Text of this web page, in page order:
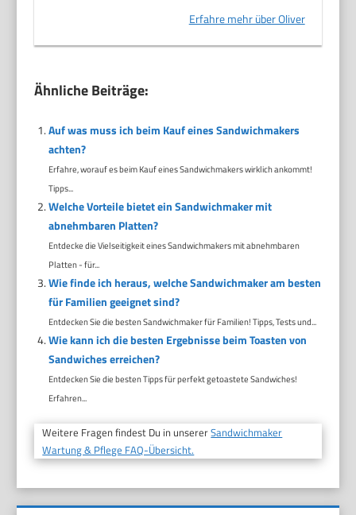
Erfahre mehr über Oliver
Ähnliche Beiträge:
Auf was muss ich beim Kauf eines Sandwichmakers
achten?
Erfahre, worauf es beim Kauf eines Sandwichmakers wirklich ankommt!
Tipps...
Welche Vorteile bietet ein Sandwichmaker mit
abnehmbaren Platten?
Entdecke die Vielseitigkeit eines Sandwichmakers mit abnehmbaren
Platten - für...
Wie finde ich heraus, welche Sandwichmaker am besten
für Familien geeignet sind?
Entdecken Sie die besten Sandwichmaker für Familien! Tipps, Tests und...
Wie kann ich die besten Ergebnisse beim Toasten von
Sandwiches erreichen?
Entdecken Sie die besten Tipps für perfekt getoastete Sandwiches!
Erfahren...
Weitere Fragen findest Du in unsererSandwichmaker
Wartung & Pflege FAQ-Übersicht.